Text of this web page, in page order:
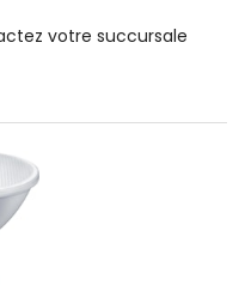
votre succursale